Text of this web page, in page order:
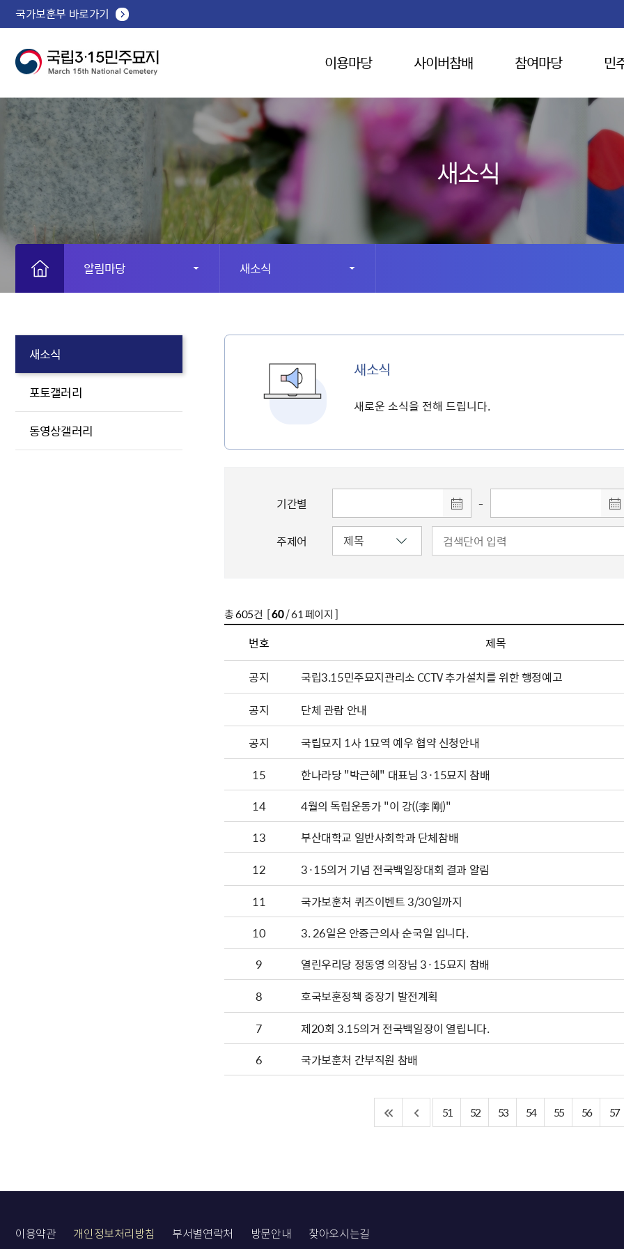
국가보훈부 바로가기
이용마당 사이버참배 참여마당 민
새소식
알림마당 새소식
새소식
포토갤러리
동영상갤러리
새소식
새로운 소식을 전해 드립니다.
기간별 -
주제어
총605건 [60/ 61 페이지 ]
번호 제목
공지
국립3.15민주묘지관리소 CCTV 추가설치를 위한 행정예고
공지
단체 관람 안내
공지
국립묘지 1사 1묘역 예우 협약 신청안내
15
한나라당 "박근혜" 대표님 3·15묘지 참배
14
4월의 독립운동가 "이 강((李 剛)"
13
부산대학교 일반사회학과 단체참배
12
3·15의거 기념 전국백일장대회 결과 알림
11
국가보훈처 퀴즈이벤트 3/30일까지
10
3. 26일은 안중근의사 순국일 입니다.
9
열린우리당 정동영 의장님 3·15묘지 참배
8
호국보훈정책 중장기 발전계획
7
제20회 3.15의거 전국백일장이 열립니다.
6
국가보훈처 간부직원 참배
51 52 53 54 55 56 57
이용약관 개인정보처리방침 부서별연락처 방문안내 찾아오시는길